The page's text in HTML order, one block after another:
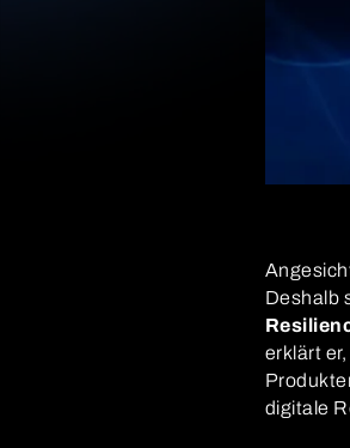
Deshalb
erklärt
digitale